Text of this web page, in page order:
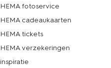
HEMA fotoservice
HEMA cadeaukaarten
HEMA tickets
HEMA verzekeringen
inspiratie